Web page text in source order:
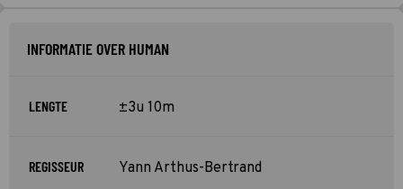
INFORMATIE OVER HUMAN
LENGTE ±3u 10m
REGISSEUR Yann Arthus-Bertrand